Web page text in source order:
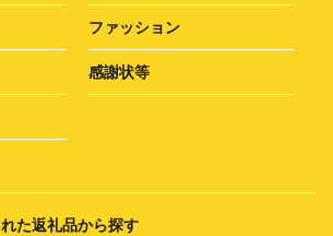
ファッション
感謝状等
た返礼品から探す